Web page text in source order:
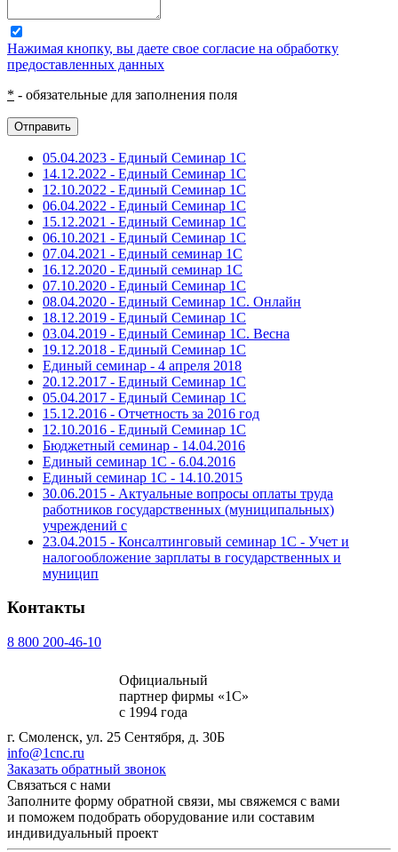
Нажимая кнопку, вы даете свое согласие на обработку
предоставленных данных
* - обязательные для заполнения поля
Отправить
05.04.2023 - Единый Семинар 1С
14.12.2022 - Единый Семинар 1С
12.10.2022 - Единый Семинар 1С
06.04.2022 - Единый Семинар 1С
15.12.2021 - Единый Семинар 1С
06.10.2021 - Единый Семинар 1С
07.04.2021 - Единый семинар 1С
16.12.2020 - Единый семинар 1С
07.10.2020 - Единый Семинар 1С
08.04.2020 - Единый Семинар 1С. Онлайн
18.12.2019 - Единый Семинар 1С
03.04.2019 - Единый Семинар 1С. Весна
19.12.2018 - Единый Семинар 1С
Единый семинар - 4 апреля 2018
20.12.2017 - Единый Семинар 1С
05.04.2017 - Единый Семинар 1С
15.12.2016 - Отчетность за 2016 год
12.10.2016 - Единый Семинар 1С
Бюджетный семинар - 14.04.2016
Единый семинар 1С - 6.04.2016
Единый семинар 1С - 14.10.2015
30.06.2015 - Актуальные вопросы оплаты труда
работников государственных (муниципальных)
учреждений с
23.04.2015 - Консалтинговый семинар 1С - Учет и
налогообложение зарплаты в государственных и
муницип
Контакты
8 800 200-46-10
Официальный
партнер фирмы «1С»
с 1994 года
г. Смоленск, ул. 25 Сентября, д. 30Б
info@1cnc.ru
Заказать обратный звонок
Связаться с нами
Заполните форму обратной связи, мы свяжемся с вами
и поможем подобрать оборудование или составим
индивидуальный проект